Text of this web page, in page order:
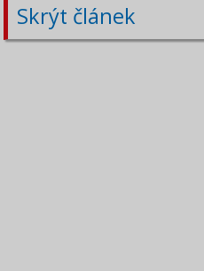
Skrýt článek